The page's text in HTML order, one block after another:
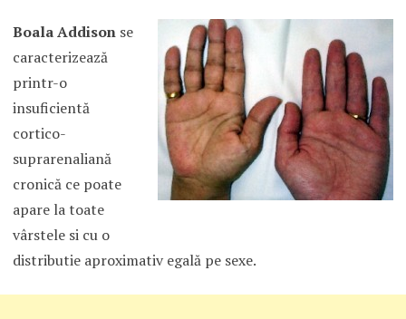
Boala Addisonse
caracterizează
printr-o
insuficientă
cortico-
suprarenaliană
cronică ce poate
apare la toate
vârstele si cu o
distributie aproximativ egală pe sexe.